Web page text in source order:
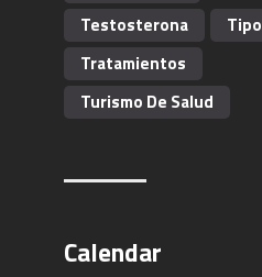
Testosterona
Tipo
Tratamientos
Turismo De Salud
Calendar